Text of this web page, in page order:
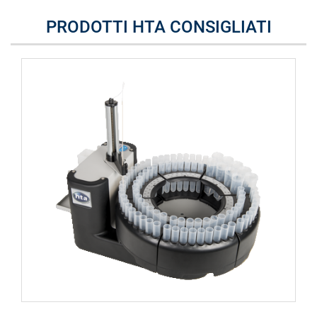
PRODOTTI HTA CONSIGLIATI